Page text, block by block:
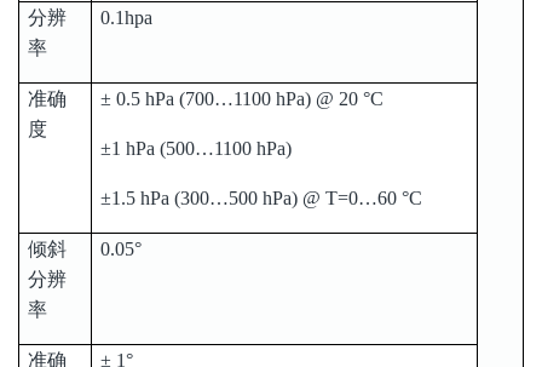
分辨
率
0.1hpa
准确
度
± 0.5 hPa (700…1100 hPa) @ 20 °C
±1 hPa (500…1100 hPa)
±1.5 hPa (300…500 hPa) @ T=0…60 °C
倾斜
分辨
率
0.05°
准确
± 1°